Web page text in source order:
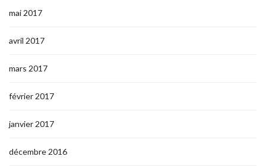
mai 2017
avril 2017
mars 2017
février 2017
janvier 2017
décembre 2016